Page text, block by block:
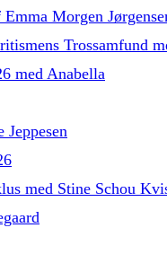
Morgen
Trossamfund
med Anabella
Jeppesen
med Stine Schou